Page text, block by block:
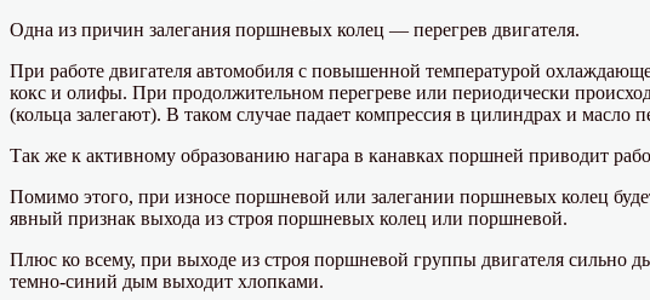
Одна из причин залегания поршневых колец — перегрев двигателя.
При работе двигателя автомобиля с повышенной температурой
кокс и олифы. При продолжительном перегреве или периодически
(кольца залегают). В таком случае падает компрессия в цилиндрах и масло
Так же к активному образованию нагара в канавках поршней приводит
Помимо этого, при износе поршневой или залегании поршневых колец
явный признак выхода из строя поршневых колец или поршневой.
Плюс ко всему, при выходе из строя поршневой группы двигателя сильно
темно-синий дым выходит хлопками.